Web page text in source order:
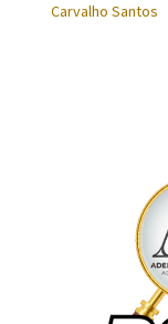
Carvalho Santos